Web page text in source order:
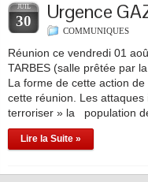
JUIL
30 Urgence
COMMUNIQUES
Réunion ce vendredi 01
TARBES (salle prêtée par
La forme de cette action
cette réunion. Les
terroriser » la population
Lire la Suite »